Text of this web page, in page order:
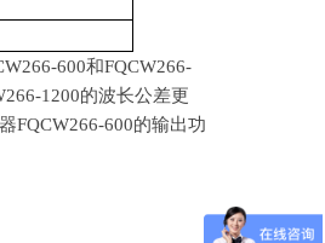
600和FQCW266-
1200的波长公差更
FQCW266-600的输出功